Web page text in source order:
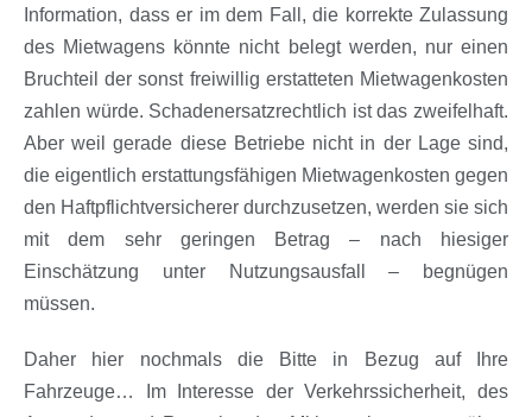
Information, dass er im dem Fall, die korrekte Zulassung
des Mietwagens könnte nicht belegt werden, nur einen
Bruchteil der sonst freiwillig erstatteten Mietwagenkosten
zahlen würde. Schadenersatzrechtlich ist das zweifelhaft.
Aber weil gerade diese Betriebe nicht in der Lage sind,
die eigentlich erstattungsfähigen Mietwagenkosten gegen
den Haftpflichtversicherer durchzusetzen, werden sie sich
mit dem sehr geringen Betrag – nach hiesiger
Einschätzung unter Nutzungsausfall – begnügen
müssen.
Daher hier nochmals die Bitte in Bezug auf Ihre
Fahrzeuge… Im Interesse der Verkehrssicherheit, des